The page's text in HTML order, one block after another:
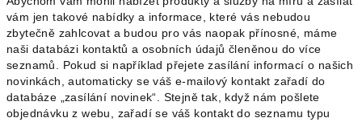
vám jen takové nabídky a informace, které vás nebudou
zbytečně zahlcovat a budou pro vás naopak přínosné, máme
naši databázi kontaktů a osobních údajů členěnou do více
seznamů. Pokud si například přejete zasílání informací o našich
novinkách, automaticky se váš e-mailový kontakt zařadí do
databáze „zasílání novinek“. Stejně tak, když nám pošlete
objednávku z webu, zařadí se váš kontakt do seznamu typu